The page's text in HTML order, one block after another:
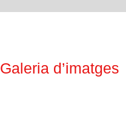
Galeria d’imatges